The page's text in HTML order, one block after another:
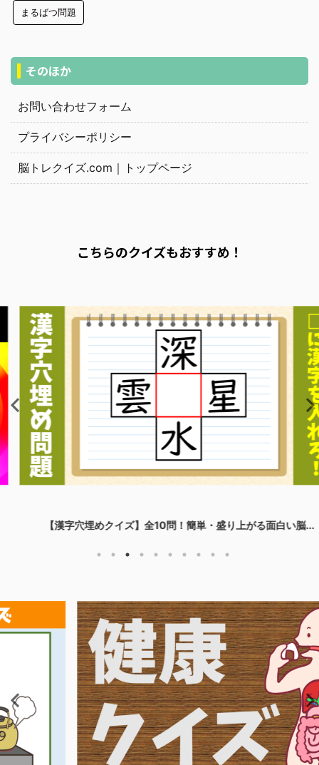
まるばつ問題
そのほか
お問い合わせフォーム
プライバシーポリシー
脳トレクイズ.com｜トップページ
こちらのクイズもおすすめ！
【漢字穴埋めクイズ】全10問！簡単・盛り上がる面白い脳...